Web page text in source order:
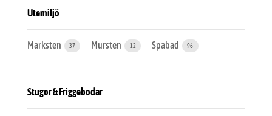
Utemiljö
Marksten 37 Mursten 12 Spabad 96
Stugor & Friggebodar